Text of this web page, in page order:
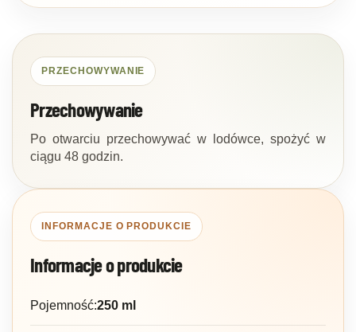
PRZECHOWYWANIE
Przechowywanie
Po otwarciu przechowywać w lodówce, spożyć w
ciągu 48 godzin.
INFORMACJE O PRODUKCIE
Informacje o produkcie
Pojemność:250 ml